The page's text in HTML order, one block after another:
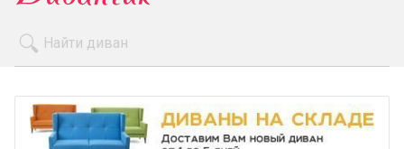
Оплата и доставка
Контакты